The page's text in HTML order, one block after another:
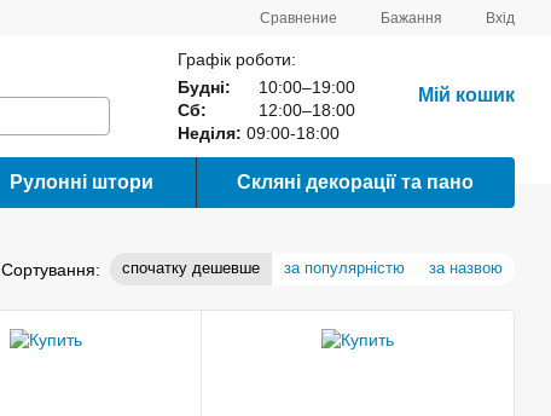
Сравнение Бажання Вхід
Графік роботи:
Будні:
10:00–19:00
Сб:
12:00–18:00
Неділя: 09:00-18:00
Мій кошик
Рулонні штори Скляні декорації та пано
Сортування: спочатку дешевше за популярністю за назвою